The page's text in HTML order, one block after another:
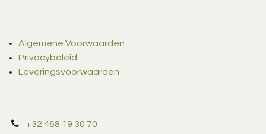
Algemene Voorwaarden
Privacybeleid
Leveringsvoorwaarden
+32 468 19 30 70